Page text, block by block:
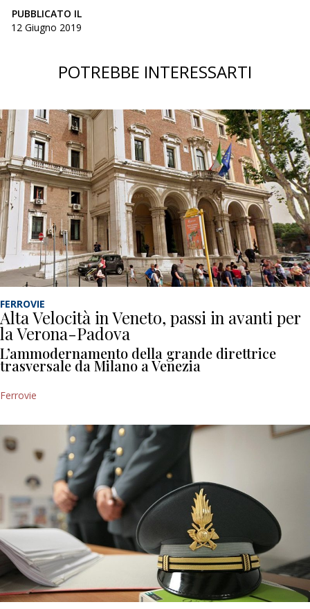
PUBBLICATO IL
12 Giugno 2019
POTREBBE INTERESSARTI
FERROVIE
Alta Velocità in Veneto, passi in avanti per
la Verona-Padova
L’ammodernamento della grande direttrice
trasversale da Milano a Venezia
Ferrovie